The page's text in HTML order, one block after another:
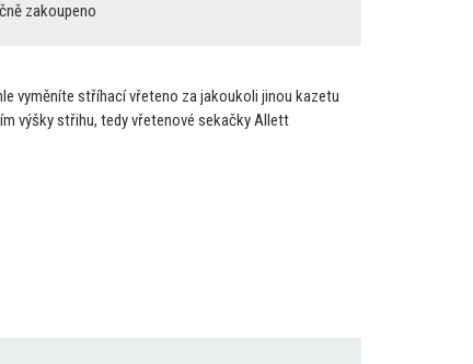
zakoupeno
vyměníte stříhací vřeteno zajakoukoli jinou kazetu
výšky střihu, tedy vřetenové sekačky Allett